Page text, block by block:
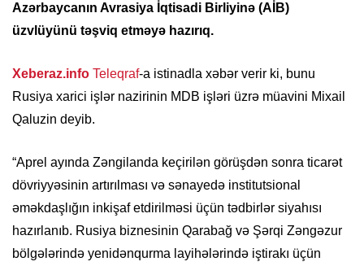
Azərbaycanın Avrasiya İqtisadi Birliyinə (AİB)
üzvlüyünü təşviq etməyə hazırıq.
Xeberaz.info Teleqraf-a istinadla xəbər verir ki, bunu
Rusiya xarici işlər nazirinin MDB işləri üzrə müavini Mixail
Qaluzin deyib.
“Aprel ayında Zəngilanda keçirilən görüşdən sonra ticarət
dövriyyəsinin artırılması və sənayedə institutsional
əməkdaşlığın inkişaf etdirilməsi üçün tədbirlər siyahısı
hazırlanıb. Rusiya biznesinin Qarabağ və Şərqi Zəngəzur
bölgələrində yenidənqurma layihələrində iştirakı üçün